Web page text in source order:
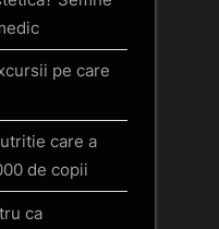
pe care
care a
de copii
ca